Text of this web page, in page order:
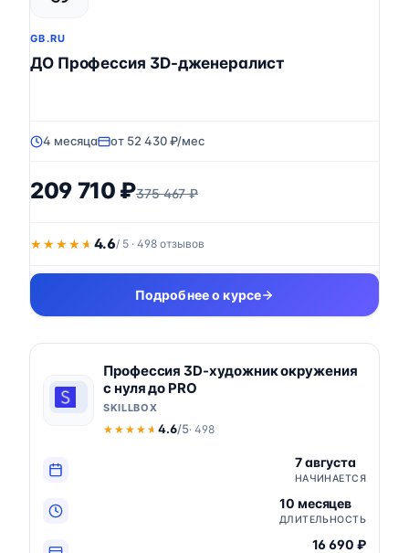
GB.RU
ДО Профессия 3D-дженералист
4 месяца от 52 430 ₽/мес
209 710 ₽375 467 ₽
★★★★★
★★★★★ 4.6/ 5 · 498 отзывов
Подробнее о курсе
Профессия 3D-художник окружения
с нуля до PRO
SKILLBOX
★★★★★
★★★★★ 4.6/5· 498
7 августа
НАЧИНАЕТСЯ
10 месяцев
ДЛИТЕЛЬНОСТЬ
16 690 ₽